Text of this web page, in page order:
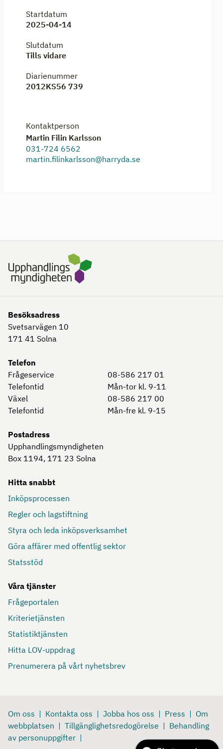
Startdatum
2025-04-14
Slutdatum
Tills vidare
Diarienummer
2012KS56 739
Kontaktperson
Martin Filin Karlsson
031-724 6562
martin.filinkarlsson@harryda.se
Besöksadress
Svetsarvägen 10
171 41 Solna
Telefon
Frågeservice
08-586 217 01
Telefontid
Mån-tor kl. 9-11
Växel
08-586 217 00
Telefontid
Mån-fre kl. 9-15
Postadress
Upphandlingsmyndigheten
Box 1194, 171 23 Solna
Hitta snabbt
Inköpsprocessen
Regler och lagstiftning
Styra och leda inköpsverksamhet
Göra affärer med offentlig sektor
Statsstöd
Våra tjänster
Frågeportalen
Kriterietjänsten
Statistiktjänsten
Hitta LOV-uppdrag
Prenumerera på vårt nyhetsbrev
Om oss Kontakta oss Jobba hos oss Press
Om
webbplatsen
Tillgänglighetsredogörelse
Behandling
av personuppgifter